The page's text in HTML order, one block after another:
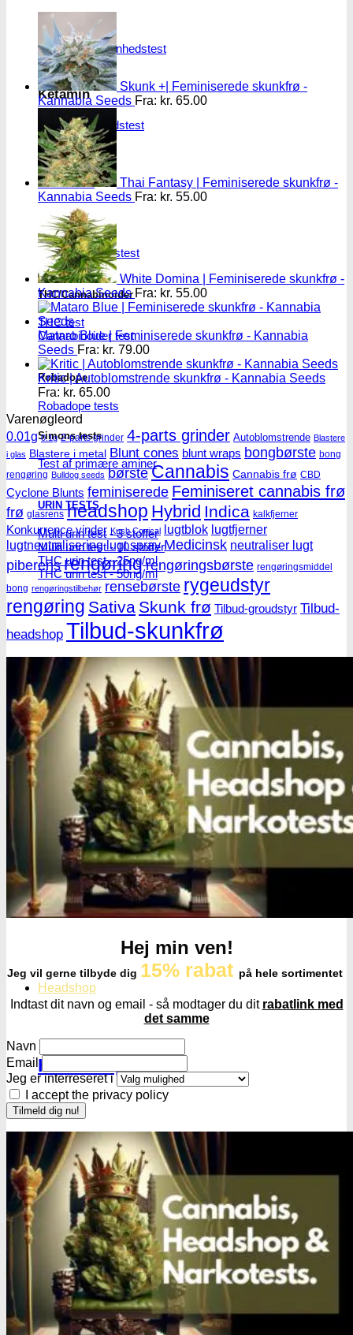
GHB/Hætter
GHB/Hætter renhedstest
Ketamin
Ketamin renhedstest
MCPP
MCPP test
Opiater
Opiater renhedstest
THC/Cannabinoider
THC test
Cannabinoider test
Robadope
Robadope tests
Simons tests
Test af primære aminer
URIN TESTS
Multi urin test - 3 stoffer
Multi urin test - 10 stoffer
THC urin test - 25ng/ml
THC urin test - 50ng/ml
Oplev alle vores tests her
Headshop
Headshop
Jointpapir og filter
King Size Jointpapir
Slim Size Jointpapir
Cones
Filtertips
Blunt wraps
SmokersPack
Smokers Choice
Opbevaring og transport
Vacuum beholdere
Jointrør
Skunk +| Feminiserede skunkfrø -
Kannabia Seeds Fra: kr. 65.00
Thai Fantasy | Feminiserede skunkfrø -
Kannabia Seeds Fra: kr. 55.00
White Domina | Feminiserede skunkfrø -
Kannabia Seeds Fra: kr. 55.00
Mataro Blue | Feminiserede skunkfrø - Kannabia
Seeds Fra: kr. 79.00
Kritic | Autoblomstrende skunkfrø - Kannabia Seeds
Fra: kr. 65.00
Varenøgleord
0.01g 0.1g 2-parts grinder 4-parts grinder Autoblomstrende Blastere
i glas Blastere i metal Blunt cones blunt wraps bongbørste bong
rengøring Bulldog seeds børste Cannabis Cannabis frø CBD
Cyclone Blunts feminiserede Feminiseret cannabis frø
frø glasrens headshop Hybrid Indica kalkfjerner
Konkurrence vinder Kush Conical lugtblok lugtfjerner
lugtneutralisering lugt spray Medicinsk neutraliser lugt
piberens rengøring rengøringsbørste rengøringsmiddel
bong rengøringstilbehør rensebørste rygeudstyr
rengøring Sativa Skunk frø Tilbud-groudstyr Tilbud-
headshop Tilbud-skunkfrø
Hej min ven!
Jeg vil gerne tilbyde dig 15% rabat på hele sortimentet
Indtast dit navn og email - så modtager du dit rabatlink med
det samme
Navn
Email
Jeg er interreseret i
I accept the privacy policy